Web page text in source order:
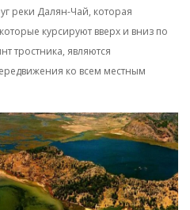
реки Далян-Чай, которая
курсируют вверх и вниз по
тростника, являются
ко всем местным